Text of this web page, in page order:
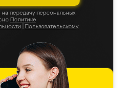
передачу персональных
Политике
Пользовательскому